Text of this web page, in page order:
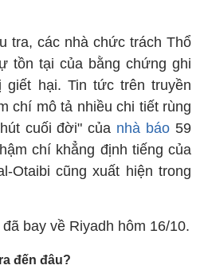
tra, các nhà chức trách Thổ
tồn tại của bằng chứng ghi
giết hại. Tin tức trên truyền
chí mô tả nhiều chi tiết rùng
cuối đời" của nhà báo 59
chí khẳng định tiếng của
Otaibi cũng xuất hiện trong
bay về Riyadh hôm 16/10.
đến đâu?